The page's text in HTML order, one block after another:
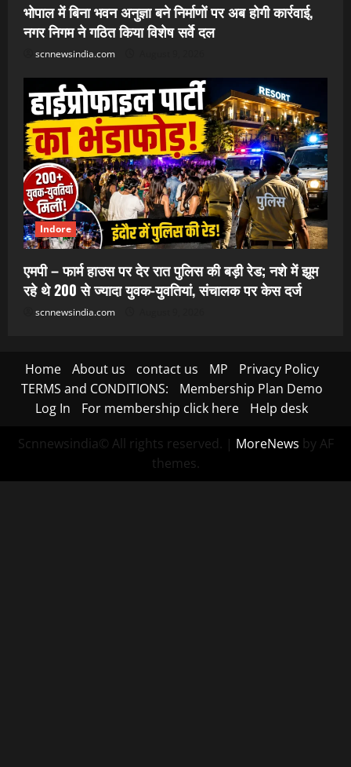
भोपाल में बिना भवन अनुज्ञा बने निर्माणों पर अब होगी कार्रवाई,
नगर निगम ने गठित किया विशेष सर्वे दल
scnnewsindia.com
Indore
एमपी – फार्म हाउस पर देर रात पुलिस की बड़ी रेड; नशे में झूम
रहे थे 200 से ज्यादा युवक-युवतियां, संचालक पर केस दर्ज
scnnewsindia.com
Home About us contact us MP
Privacy Policy
TERMS and CONDITIONS:
Membership Plan Demo
Log In
For membership click here Help desk
Scnnewsindia© All rights reserved. | MoreNews by AF
themes.